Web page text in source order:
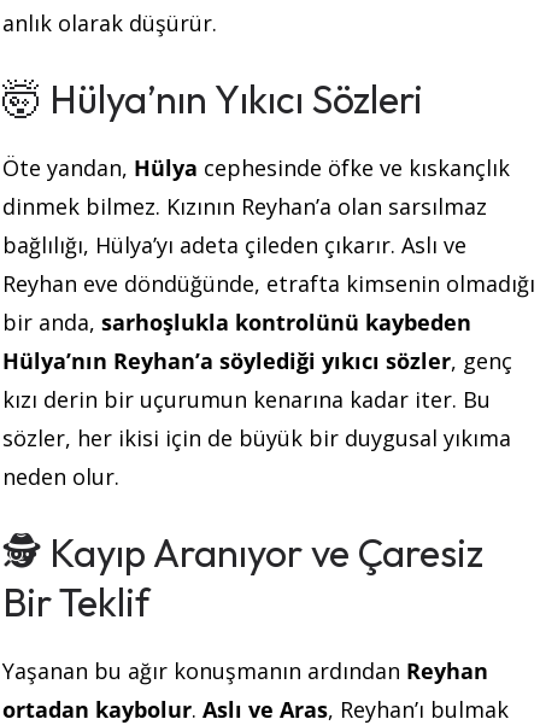
anlık olarak düşürür.
🤯 Hülya’nın Yıkıcı Sözleri
Öte yandan, Hülya cephesinde öfke ve kıskançlık
dinmek bilmez. Kızının Reyhan’a olan sarsılmaz
bağlılığı, Hülya’yı adeta çileden çıkarır. Aslı ve
Reyhan eve döndüğünde, etrafta kimsenin olmadığı
bir anda, sarhoşlukla kontrolünü kaybeden
Hülya’nın Reyhan’a söylediği yıkıcı sözler, genç
kızı derin bir uçurumun kenarına kadar iter. Bu
sözler, her ikisi için de büyük bir duygusal yıkıma
neden olur.
🕵️ Kayıp Aranıyor ve Çaresiz
Bir Teklif
Yaşanan bu ağır konuşmanın ardından Reyhan
ortadan kaybolur. Aslı ve Aras, Reyhan’ı bulmak